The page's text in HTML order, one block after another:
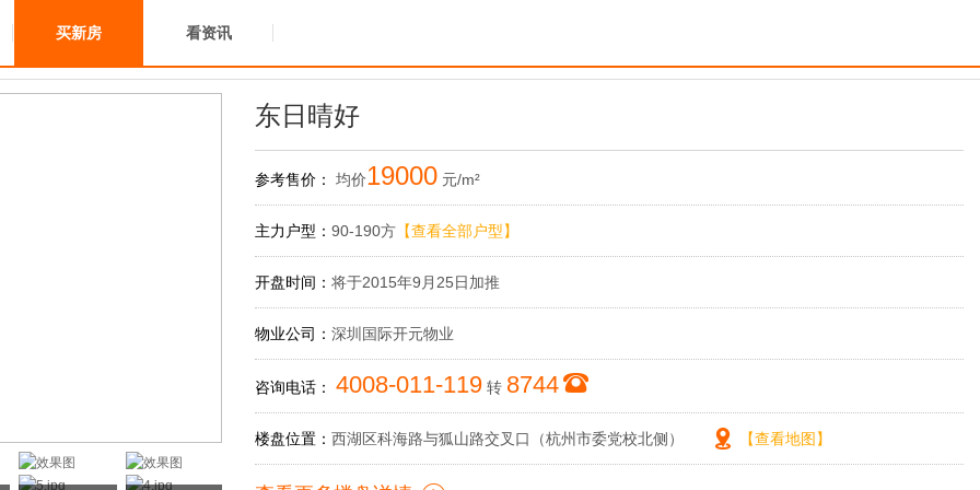
买新房 看资讯
东日晴好
参考售价： 均价19000 元/m²
主力户型： 90-190方 【查看全部户型】
开盘时间： 将于2015年9月25日加推
物业公司： 深圳国际开元物业
咨询电话： 4008-011-119 转 8744
楼盘位置： 西湖区科海路与狐山路交叉口（杭州市委党校北侧） 【查看地图】